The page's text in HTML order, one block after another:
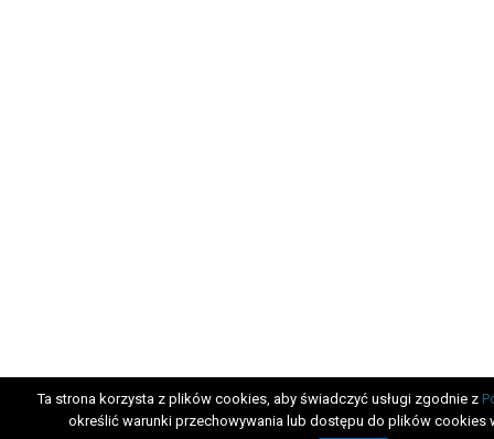
Ta strona korzysta z plików cookies, aby świadczyć usługi zgodnie z
określić warunki przechowywania lub dostępu do plików cookies